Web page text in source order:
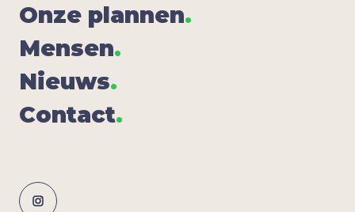
Onze plan­nen.
Men­sen.
Nieuws.
Con­tact.